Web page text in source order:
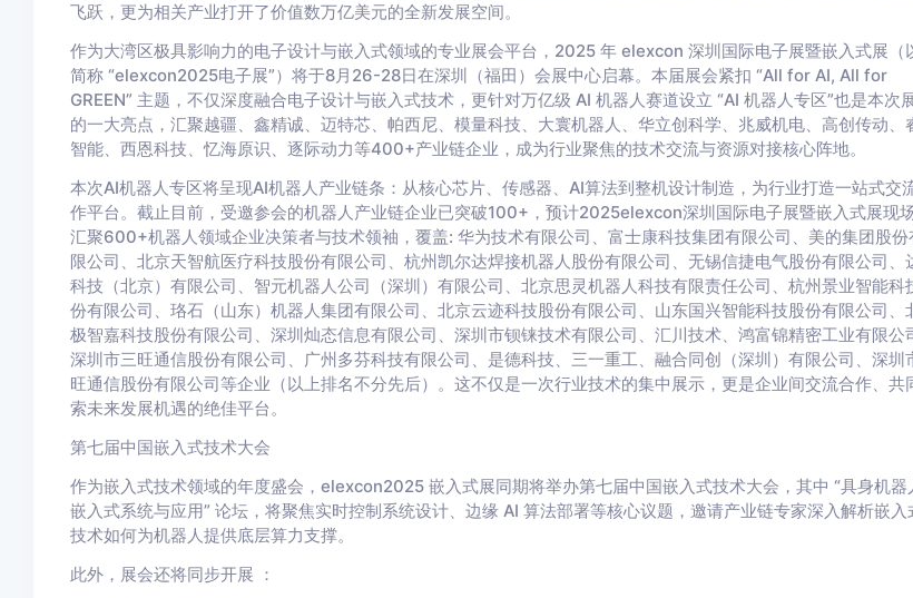
飞跃，更为相关产业打开了价值数万亿美元的全新发展空间。
作为大湾区极具影响力的电子设计与嵌入式领域的专业展会平台，2025 年 elexcon 深圳国际电子展暨嵌入式展（
简称 “elexcon2025电子展”）将于8月26-28日在深圳（福田）会展中心启幕。本届展会紧扣 “All for AI, All for
GREEN” 主题，不仅深度融合电子设计与嵌入式技术，更针对万亿级 AI 机器人赛道设立 “AI 机器人专区”也是本次
的一大亮点，汇聚越疆、鑫精诚、迈特芯、帕西尼、模量科技、大寰机器人、华立创科学、兆威机电、高创传动、
智能、西恩科技、忆海原识、逐际动力等400+产业链企业，成为行业聚焦的技术交流与资源对接核心阵地。
本次AI机器人专区将呈现AI机器人产业链条：从核心芯片、传感器、AI算法到整机设计制造，为行业打造一站式交
作平台。截止目前，受邀参会的机器人产业链企业已突破100+，预计2025elexcon深圳国际电子展暨嵌入式展现
汇聚600+机器人领域企业决策者与技术领袖，覆盖: 华为技术有限公司、富士康科技集团有限公司、美的集团股份
限公司、北京天智航医疗科技股份有限公司、杭州凯尔达焊接机器人股份有限公司、无锡信捷电气股份有限公司、
科技（北京）有限公司、智元机器人公司（深圳）有限公司、北京思灵机器人科技有限责任公司、杭州景业智能科
份有限公司、珞石（山东）机器人集团有限公司、北京云迹科技股份有限公司、山东国兴智能科技股份有限公司、
极智嘉科技股份有限公司、深圳灿态信息有限公司、深圳市钡铼技术有限公司、汇川技术、鸿富锦精密工业有限公
深圳市三旺通信股份有限公司、广州多芬科技有限公司、是德科技、三一重工、融合同创（深圳）有限公司、深圳
旺通信股份有限公司等企业（以上排名不分先后）。这不仅是一次行业技术的集中展示，更是企业间交流合作、共
索未来发展机遇的绝佳平台。
第七届中国嵌入式技术大会
作为嵌入式技术领域的年度盛会，elexcon2025 嵌入式展同期将举办第七届中国嵌入式技术大会，其中 “具身机器
嵌入式系统与应用” 论坛，将聚焦实时控制系统设计、边缘 AI 算法部署等核心议题，邀请产业链专家深入解析嵌入
技术如何为机器人提供底层算力支撑。
此外，展会还将同步开展 ：